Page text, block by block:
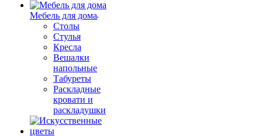
Мебель для дома
Столы
Стулья
Кресла
Вешалки
напольные
Табуреты
Раскладные
кровати и
раскладушки